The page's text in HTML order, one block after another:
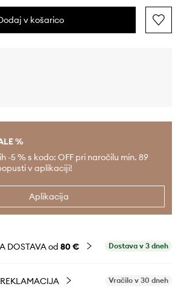
v košarico
%
-5 % s kodo: OFF pri naročilu min. 89
v aplikaciji!
Aplikacija
DOSTAVA od 80 € Dostava v 3 dneh
Vračilo v 30 dneh